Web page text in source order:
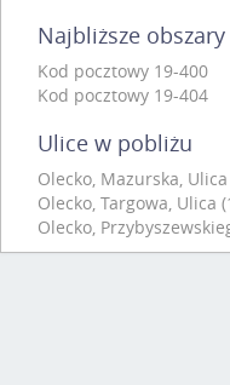
Najbliższe
Kod pocztowy 19-400
Kod pocztowy 19-404
Ulice w pobliżu
Olecko, Mazurska,
Olecko, Targowa, Ulica
Olecko,